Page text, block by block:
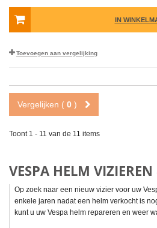
IN
Toevoegen aan vergelijking
Vergelijken ( 0 )
Toont 1 - 11 van de 11 items
VESPA HELM
Op zoek naar een nieuw vizier voor uw
enkele jaren nadat een helm verkocht is
kunt u uw Vespa helm repareren en weer